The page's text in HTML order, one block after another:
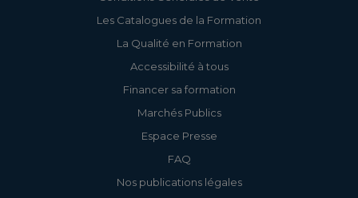
Les Catalogues de la Formation
La Qualité en Formation
Accessibilité à tous
Financer sa formation
Marchés Publics
Espace Presse
FAQ
Nos publications légales